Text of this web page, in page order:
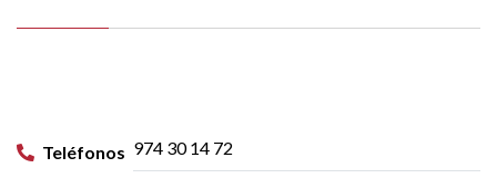
Teléfonos 974 30 14 72